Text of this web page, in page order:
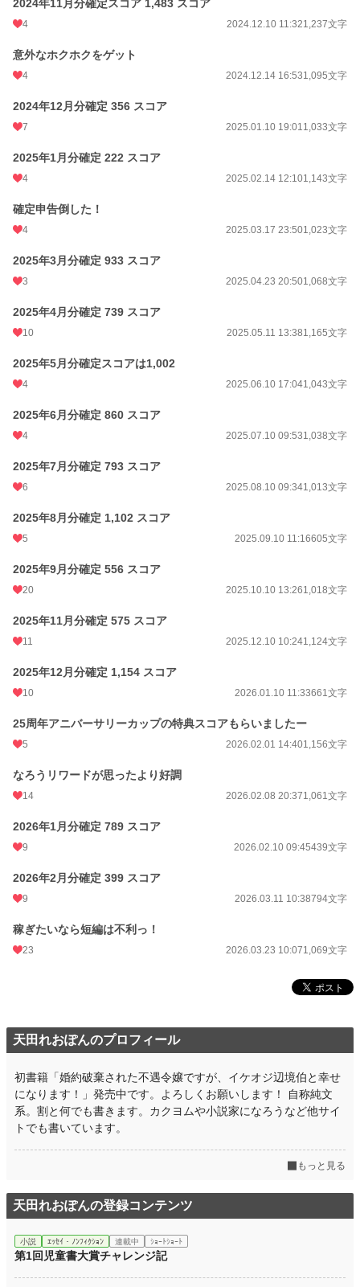
2024年11月分確定スコア 1,483 スコア
4 2024.12.10 11:321,237文字
意外なホクホクをゲット
4 2024.12.14 16:531,095文字
2024年12月分確定 356 スコア
7 2025.01.10 19:011,033文字
2025年1月分確定 222 スコア
4 2025.02.14 12:101,143文字
確定申告倒した！
4 2025.03.17 23:501,023文字
2025年3月分確定 933 スコア
3 2025.04.23 20:501,068文字
2025年4月分確定 739 スコア
10 2025.05.11 13:381,165文字
2025年5月分確定スコアは1,002
4 2025.06.10 17:041,043文字
2025年6月分確定 860 スコア
4 2025.07.10 09:531,038文字
2025年7月分確定 793 スコア
6 2025.08.10 09:341,013文字
2025年8月分確定 1,102 スコア
5 2025.09.10 11:16605文字
2025年9月分確定 556 スコア
20 2025.10.10 13:261,018文字
2025年11月分確定 575 スコア
11 2025.12.10 10:241,124文字
2025年12月分確定 1,154 スコア
10 2026.01.10 11:33661文字
25周年アニバーサリーカップの特典スコアもらいましたー
5 2026.02.01 14:401,156文字
なろうリワードが思ったより好調
14 2026.02.08 20:371,061文字
2026年1月分確定 789 スコア
9 2026.02.10 09:45439文字
2026年2月分確定 399 スコア
9 2026.03.11 10:38794文字
稼ぎたいなら短編は不利っ！
23 2026.03.23 10:071,069文字
天田れおぽんのプロフィール
初書籍「婚約破棄された不遇令嬢ですが、イケオジ辺境伯と幸せ
になります！」発売中です。よろしくお願いします！ 自称純文
系。割と何でも書きます。カクヨムや小説家になろうなど他サイ
トでも書いています。
もっと見る
天田れおぽんの登録コンテンツ
小説 ｴｯｾｲ・ﾉﾝﾌｨｸｼｮﾝ 連載中 ｼｮｰﾄｼｮｰﾄ
第1回児童書大賞チャレンジ記